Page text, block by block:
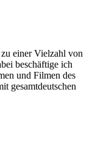
einer Vielzahl von
beschäftige ich
und Filmen des
gesamtdeutschen